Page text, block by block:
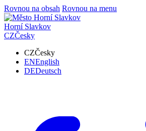
Rovnou na obsah Rovnou na menu
Horní Slavkov
CZČesky
CZČesky
ENEnglish
DEDeutsch